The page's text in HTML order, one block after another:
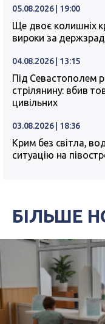
05.08.2026 | 19:00
Ще двоє колишніх
вироки за
04.08.2026 | 13:15
Під Севастополем
стрілянину: вбив
цивільних
03.08.2026 | 18:36
Крим без світла,
ситуацію на
БІЛЬШЕ